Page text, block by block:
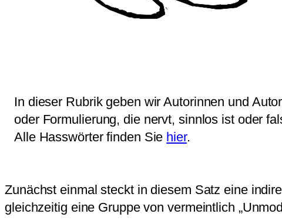
In dieser Rubrik geben wir Autorinnen und
oder Formulierung, die nervt, sinnlos ist oder
Alle Hasswörter finden Sie hier.
Zunächst einmal steckt in diesem Satz eine
gleichzeitig eine Gruppe von vermeintlich